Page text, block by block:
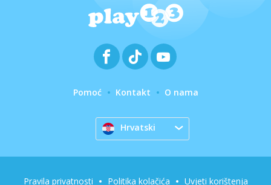
Pomoć Kontakt O nama
Hrvatski
Pravila privatnosti Politika kolačića Uvjeti korištenja